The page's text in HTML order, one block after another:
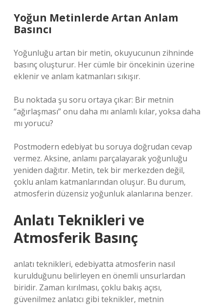
Yoğun Metinlerde Artan Anlam
Basıncı
Yoğunluğu artan bir metin, okuyucunun zihninde
basınç oluşturur. Her cümle bir öncekinin üzerine
eklenir ve anlam katmanları sıkışır.
Bu noktada şu soru ortaya çıkar: Bir metnin
“ağırlaşması” onu daha mı anlamlı kılar, yoksa daha
mı yorucu?
Postmodern edebiyat bu soruya doğrudan cevap
vermez. Aksine, anlamı parçalayarak yoğunluğu
yeniden dağıtır. Metin, tek bir merkezden değil,
çoklu anlam katmanlarından oluşur. Bu durum,
atmosferin düzensiz yoğunluk alanlarına benzer.
Anlatı Teknikleri ve
Atmosferik Basınç
anlatı teknikleri, edebiyatta atmosferin nasıl
kurulduğunu belirleyen en önemli unsurlardan
biridir. Zaman kırılması, çoklu bakış açısı,
güvenilmez anlatıcı gibi teknikler, metnin